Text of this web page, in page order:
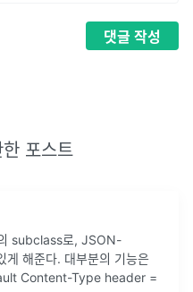
댓글 작성
포스트
subclass로, JSON-
해준다. 대부분의 기능은
Content-Type header =